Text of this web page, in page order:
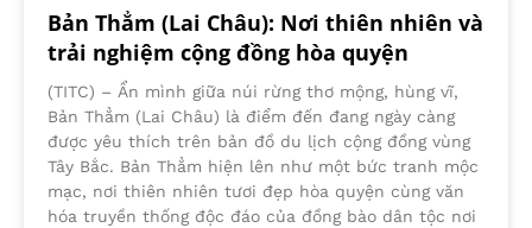
Bản Thẳm (Lai Châu): Nơi thiên nhiên và
trải nghiệm cộng đồng hòa quyện
(TITC) – Ẩn mình giữa núi rừng thơ mộng, hùng vĩ,
Bản Thẳm (Lai Châu) là điểm đến đang ngày càng
được yêu thích trên bản đồ du lịch cộng đồng vùng
Tây Bắc. Bản Thẳm hiện lên như một bức tranh mộc
mạc, nơi thiên nhiên tươi đẹp hòa quyện cùng văn
hóa truyền thống độc đáo của đồng bào dân tộc nơi